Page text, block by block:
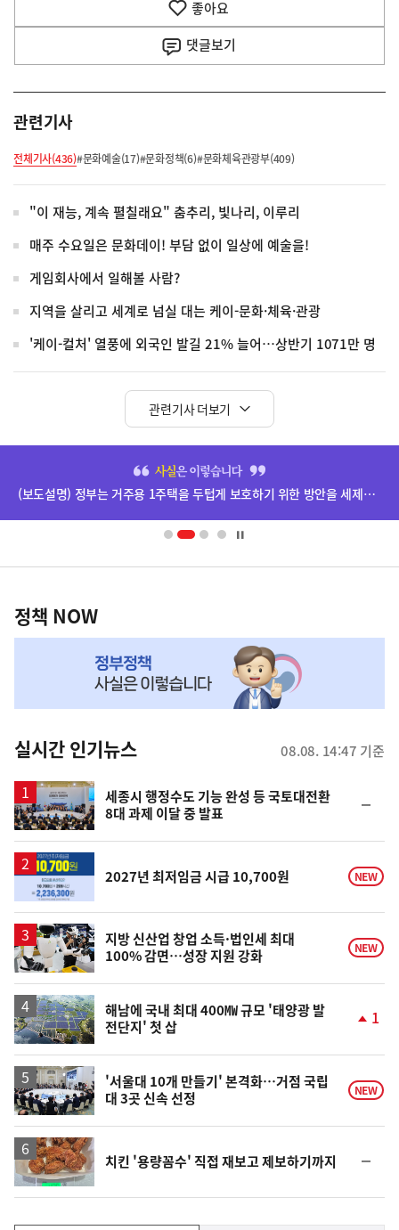
좋아요
댓글보기
관련기사
전체기사(436)#문화예술(17)#문화정책(6)#문화체육관광부(409)
"이 재능, 계속 펼칠래요" 춤추리, 빛나리, 이루리
매주 수요일은 문화데이! 부담 없이 일상에 예술을!
게임회사에서 일해볼 사람?
지역을 살리고 세계로 넘실 대는 케이-문화·체육·관광
'케이-컬처' 열풍에 외국인 발길 21% 늘어…상반기 1071만 명
관련기사 더보기
영
(보도설명) 정부는 거주용 1주택을 두텁게 보호하기 위한 방안을 세제개편안에 담았습니다.
책
NOW,
뉴
스
정책 NOW
실시간 인기뉴스 08.08. 14:47 기준
세종시 행정수도 기능 완성 등 국토대전환
8대 과제 이달 중 발표
일
2027년 최저임금 시급 10,700원 NEW
지방 신산업 창업 소득·법인세 최대
100% 감면…성장 지원 강화
NEW
해남에 국내 최대 400㎿ 규모 '태양광 발
전단지' 첫 삽
승
1
'서울대 10개 만들기' 본격화…거점 국립
대 3곳 신속 선정
NEW
치킨 '용량꼼수' 직접 재보고 제보하기까지
일